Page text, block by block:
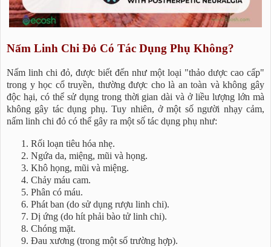
Nấm Linh Chi Đỏ Có Tác Dụng Phụ Không?
Nấm linh chi đỏ, được biết đến như một loại "thảo dược cao cấp"
trong y học cổ truyền, thường được cho là an toàn và không gây
độc hại, có thể sử dụng trong thời gian dài và ở liều lượng lớn mà
không gây tác dụng phụ. Tuy nhiên, ở một số người nhạy cảm,
nấm linh chi đỏ có thể gây ra một số tác dụng phụ như:
Rối loạn tiêu hóa nhẹ.
Ngứa da, miệng, mũi và họng.
Khô họng, mũi và miệng.
Chảy máu cam.
Phân có máu.
Phát ban (do sử dụng rượu linh chi).
Dị ứng (do hít phải bào tử linh chi).
Chóng mặt.
Đau xương (trong một số trường hợp).